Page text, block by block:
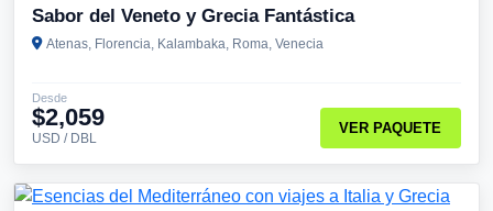
Sabor del Veneto y Grecia Fantástica
Atenas, Florencia, Kalambaka, Roma, Venecia
Desde
$2,059
USD / DBL
VER PAQUETE